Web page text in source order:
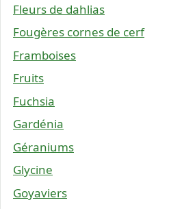
Fleurs de dahlias
Fougères cornes de cerf
Framboises
Fruits
Fuchsia
Gardénia
Géraniums
Glycine
Goyaviers